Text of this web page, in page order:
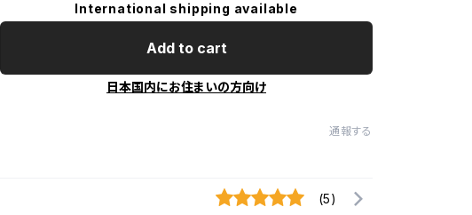
International shipping available
Add to cart
日本国内にお住まいの方向け
通報する
(5)